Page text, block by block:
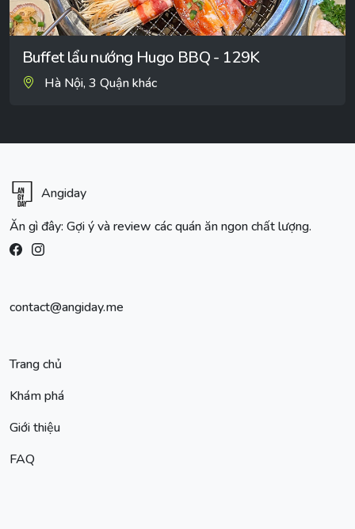
Buffet lẩu nướng Hugo BBQ - 129K
Hà Nội, 3 Quận khác
Angiday
Ăn gì đây: Gợi ý và review các quán ăn ngon chất lượng.
contact@angiday.me
Trang chủ
Khám phá
Giới thiệu
FAQ